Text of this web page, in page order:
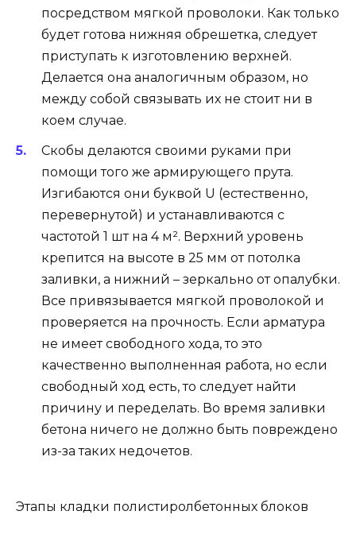
посредством мягкой проволоки. Как только
будет готова нижняя обрешетка, следует
приступать к изготовлению верхней.
Делается она аналогичным образом, но
между собой связывать их не стоит ни в
коем случае.
Скобы делаются своими руками при
помощи того же армирующего прута.
Изгибаются они буквой U (естественно,
перевернутой) и устанавливаются с
частотой 1 шт на 4 м². Верхний уровень
крепится на высоте в 25 мм от потолка
заливки, а нижний – зеркально от опалубки.
Все привязывается мягкой проволокой и
проверяется на прочность. Если арматура
не имеет свободного хода, то это
качественно выполненная работа, но если
свободный ход есть, то следует найти
причину и переделать. Во время заливки
бетона ничего не должно быть повреждено
из-за таких недочетов.
Этапы кладки полистиролбетонных блоков